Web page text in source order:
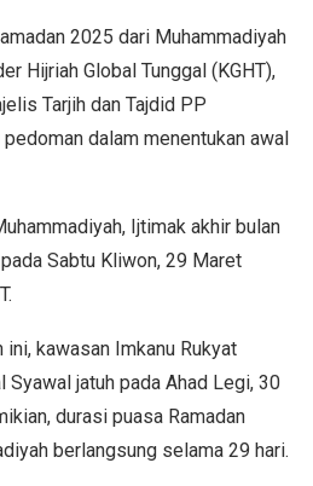
2025 dari Muhammadiyah
Hijriah Global Tunggal (KGHT),
Tarjih dan Tajdid PP
dalam menentukan awal
Ijtimak akhir bulan
Sabtu Kliwon, 29 Maret
kawasan Imkanu Rukyat
Syawal jatuh pada Ahad Legi, 30
durasi puasa Ramadan
berlangsung selama 29 hari.